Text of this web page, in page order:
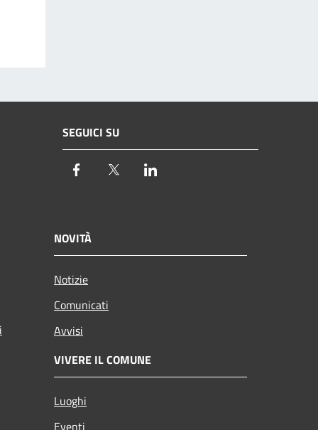
SEGUICI SU
Facebook Twitter
NOVITÀ
Notizie
Comunicati
Avvisi
VIVERE IL COMUNE
Luoghi
Eventi